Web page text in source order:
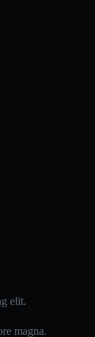
elit.
magna.